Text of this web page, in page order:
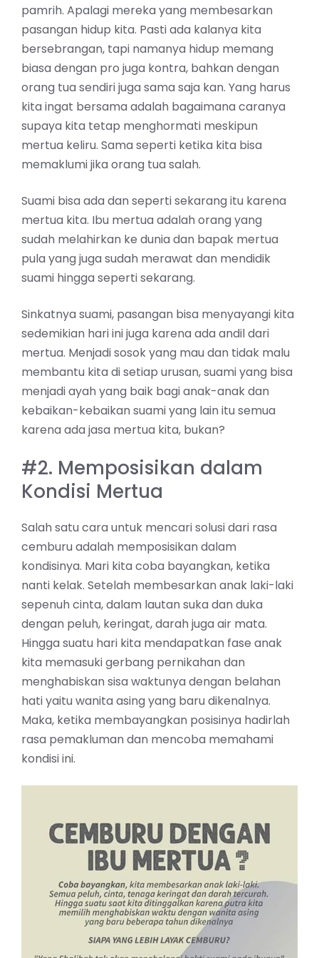
pamrih. Apalagi mereka yang membesarkan
pasangan hidup kita. Pasti ada kalanya kita
bersebrangan, tapi namanya hidup memang
biasa dengan pro juga kontra, bahkan dengan
orang tua sendiri juga sama saja kan. Yang harus
kita ingat bersama adalah bagaimana caranya
supaya kita tetap menghormati meskipun
mertua keliru. Sama seperti ketika kita bisa
memaklumi jika orang tua salah.
Suami bisa ada dan seperti sekarang itu karena
mertua kita. Ibu mertua adalah orang yang
sudah melahirkan ke dunia dan bapak mertua
pula yang juga sudah merawat dan mendidik
suami hingga seperti sekarang.
Sinkatnya suami, pasangan bisa menyayangi kita
sedemikian hari ini juga karena ada andil dari
mertua. Menjadi sosok yang mau dan tidak malu
membantu kita di setiap urusan, suami yang bisa
menjadi ayah yang baik bagi anak-anak dan
kebaikan-kebaikan suami yang lain itu semua
karena ada jasa mertua kita, bukan?
#2. Memposisikan dalam
Kondisi Mertua
Salah satu cara untuk mencari solusi dari rasa
cemburu adalah memposisikan dalam
kondisinya. Mari kita coba bayangkan, ketika
nanti kelak. Setelah membesarkan anak laki-laki
sepenuh cinta, dalam lautan suka dan duka
dengan peluh, keringat, darah juga air mata.
Hingga suatu hari kita mendapatkan fase anak
kita memasuki gerbang pernikahan dan
menghabiskan sisa waktunya dengan belahan
hati yaitu wanita asing yang baru dikenalnya.
Maka, ketika membayangkan posisinya hadirlah
rasa pemakluman dan mencoba memahami
kondisi ini.